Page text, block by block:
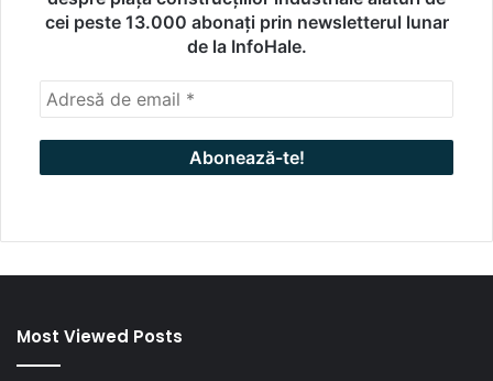
cei peste 13.000 abonați prin newsletterul lunar
de la InfoHale.
Most Viewed Posts